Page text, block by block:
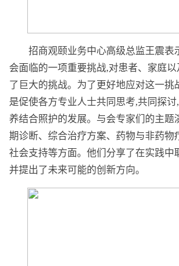
招商观颐业务中心高级总监王震表
会面临的一项重要挑战,对患者、家庭
了巨大的挑战。为了更好地应对这一挑
是促使各方专业人士共同思考,共同探
养结合照护的发展。与会专家们的主题
期诊断、综合治疗方案、药物与非药物
社会支持等方面。他们分享了在实践中
并提出了未来可能的创新方向。